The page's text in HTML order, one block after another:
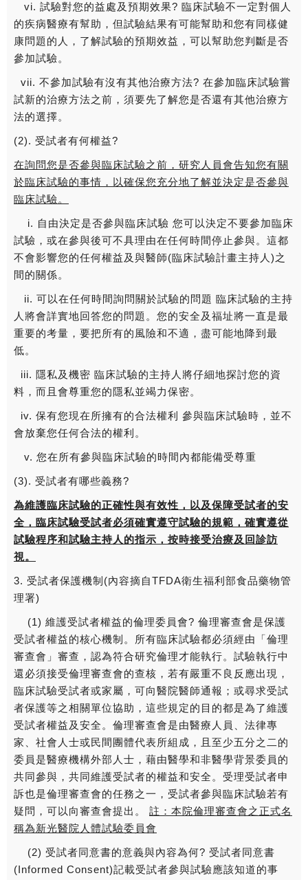
vi. 試驗對您的益處及預期效果? 臨床試驗不一定對個人
的疾病醫療有幫助，但試驗結果有可能幫助和您有同樣健
康問題的人，了解試驗的預期效益，可以幫助您判斷是否
參加試驗。
vii. 不參加試驗有沒有其他治療方法? 在參加臨床試驗嘗
試新的治療方法之前，須要先了解您是否還有其他治療方
法的選擇。
(2). 受試者有何權益?
在詢問您是否參與臨床試驗之前，研究人員會告知您有關
於臨床試驗的事情，以確保您充分地了解並決定是否參與
臨床試驗。
i. 自由決定是否參與臨床試驗 您可以決定不要參加臨床
試驗，或在參與後可不具理由在任何時間停止參與。這都
不會影響您的任何權益及與醫師(臨床試驗計畫主持人)之
間的關係。
ii. 可以在任何時間詢問關於試驗的問題 臨床試驗的主持
人將會詳實地回答您的問題。您的安全及福址將一直是最
重要的考量，要把所有的風險和不適，盡可能地降到最
低。
iii. 隱私及機密 臨床試驗的主持人將仔細地探討您的資
料，而且會尊重您的隱私並竭力保密。
iv. 保有您現在所擁有的合法權利 參與臨床試驗時，並不
會放棄您任何合法的權利。
v. 您在所有參與臨床試驗的時間內都能備受尊重
(3). 受試者有哪些義務?
為維護臨床試驗的正確性與有效性，以及保障受試者的安
全，臨床試驗受試者必須確實遵守試驗的規範，確實遵從
試驗程序和試驗主持人的指示，按時接受治療及回診訪
視。
3. 受試者保護機制(內容摘自TFDA衛生福利部食品藥物管
理署)
(1) 維護受試者權益的倫理委員會? 倫理審查會是保護
受試者權益的核心機制。所有臨床試驗都必須經由「倫理
審查會」審查，認為符合研究倫理才能執行。試驗執行中
還必須接受倫理審查會的查核，若有嚴重不良反應出現，
臨床試驗受試者或家屬，可向醫院醫師通報；或尋求受試
者保護等之相關單位協助，這些規定的目的都是為了維護
受試者權益及安全。倫理審查會是由醫療人員、法律專
家、社會人士或民間團體代表所組成，且至少五分之二的
委員是醫療機構外部人士，藉由醫學和非醫學背景委員的
共同參與，共同維護受試者的權益和安全。受理受試者申
訴也是倫理審查會的任務之一，受試者參與臨床試驗若有
疑問，可以向審查會提出。 註：本院倫理審查會之正式名
稱為新光醫院人體試驗委員會
(2) 受試者同意書的意義與內容為何? 受試者同意書
(Informed Consent)記載受試者參與試驗應該知道的事